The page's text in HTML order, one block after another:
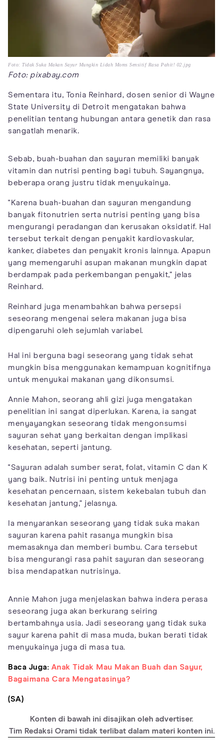
Foto: Tidak Suka Makan Sayur Mungkin Lidah Moms Sensitif Rasa Pahit! 02.jpg
Foto: pixabay.com
Sementara itu, Tonia Reinhard, dosen senior di Wayne
State University di Detroit mengatakan bahwa
penelitian tentang hubungan antara genetik dan rasa
sangatlah menarik.
Sebab, buah-buahan dan sayuran memiliki banyak
vitamin dan nutrisi penting bagi tubuh. Sayangnya,
beberapa orang justru tidak menyukainya.
"Karena buah-buahan dan sayuran mengandung
banyak fitonutrien serta nutrisi penting yang bisa
mengurangi peradangan dan kerusakan oksidatif. Hal
tersebut terkait dengan penyakit kardiovaskular,
kanker, diabetes dan penyakit kronis lainnya. Apapun
yang memengaruhi asupan makanan mungkin dapat
berdampak pada perkembangan penyakit," jelas
Reinhard.
Reinhard juga menambahkan bahwa persepsi
seseorang mengenai selera makanan juga bisa
dipengaruhi oleh sejumlah variabel.
Hal ini berguna bagi seseorang yang tidak sehat
mungkin bisa menggunakan kemampuan kognitifnya
untuk menyukai makanan yang dikonsumsi.
Annie Mahon, seorang ahli gizi juga mengatakan
penelitian ini sangat diperlukan. Karena, ia sangat
menyayangkan seseorang tidak mengonsumsi
sayuran sehat yang berkaitan dengan implikasi
kesehatan, seperti jantung.
"Sayuran adalah sumber serat, folat, vitamin C dan K
yang baik. Nutrisi ini penting untuk menjaga
kesehatan pencernaan, sistem kekebalan tubuh dan
kesehatan jantung," jelasnya.
Ia menyarankan seseorang yang tidak suka makan
sayuran karena pahit rasanya mungkin bisa
memasaknya dan memberi bumbu. Cara tersebut
bisa mengurangi rasa pahit sayuran dan seseorang
bisa mendapatkan nutrisinya.
Annie Mahon juga menjelaskan bahwa indera perasa
seseorang juga akan berkurang seiring
bertambahnya usia. Jadi seseorang yang tidak suka
sayur karena pahit di masa muda, bukan berati tidak
menyukainya juga di masa tua.
Baca Juga: Anak Tidak Mau Makan Buah dan Sayur,
Bagaimana Cara Mengatasinya?
(SA)
Konten di bawah ini disajikan oleh advertiser.
Tim Redaksi Orami tidak terlibat dalam materi konten ini.